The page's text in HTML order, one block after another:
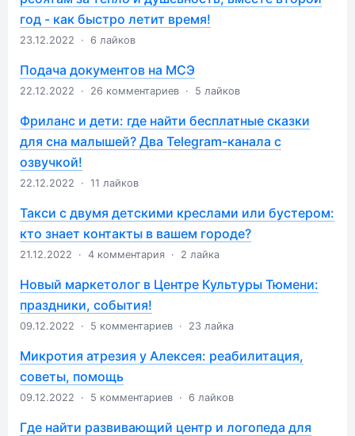
год - как быстро летит время!
23.12.2022 · 6 лайков
Подача документов на МСЭ
22.12.2022 · 26 комментариев · 5 лайков
Фриланс и дети: где найти бесплатные сказки
для сна малышей? Два Telegram-канала с
озвучкой!
22.12.2022 · 11 лайков
Такси с двумя детскими креслами или бустером:
кто знает контакты в вашем городе?
21.12.2022 · 4 комментария · 2 лайка
Новый маркетолог в Центре Культуры Тюмени:
праздники, события!
09.12.2022 · 5 комментариев · 23 лайка
Микротия атрезия у Алексея: реабилитация,
советы, помощь
09.12.2022 · 5 комментариев · 6 лайков
Где найти развивающий центр и логопеда для